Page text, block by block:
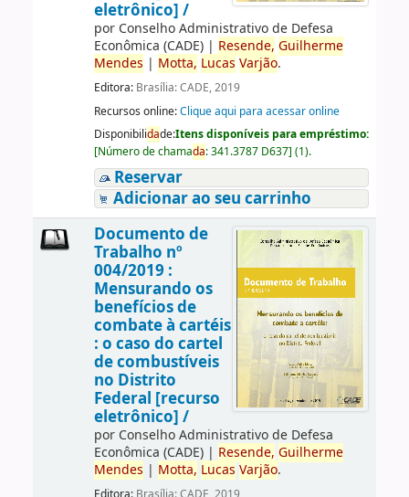
eletrônico] /
por Conselho Administrativo de Defesa
Econômica (CADE)| Resende, Guilherme
Mendes | Motta, Lucas Varjão.
Editora: Brasília: CADE, 2019
Recursos online:Clique aqui para acessar online
Disponibilidade:Itens disponíveis para empréstimo:
[Número de chamada:341.3787 D637] (1).
Reservar
Adicionar ao seu carrinho
Documento de
Trabalho nº
004/2019 :
Mensurando os
benefícios de
combate à cartéis
: o caso do cartel
de combustíveis
no Distrito
Federal [recurso
eletrônico] /
por Conselho Administrativo de Defesa
Econômica (CADE)| Resende, Guilherme
Mendes | Motta, Lucas Varjão.